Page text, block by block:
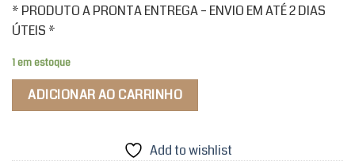
* PRODUTO A PRONTA ENTREGA – ENVIO EM ATÉ 2 DIAS
ÚTEIS *
1 em estoque
ADICIONAR AO CARRINHO
Add to wishlist